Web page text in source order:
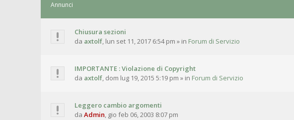
Annunci
Chiusura sezioni
da axtolf, lun set 11, 2017 6:54 pm » in Forum di Servizio
IMPORTANTE : Violazione di Copyright
da axtolf, dom lug 19, 2015 5:19 pm » in Forum di Servizio
Leggero cambio argomenti
da Admin, gio feb 06, 2003 8:07 pm